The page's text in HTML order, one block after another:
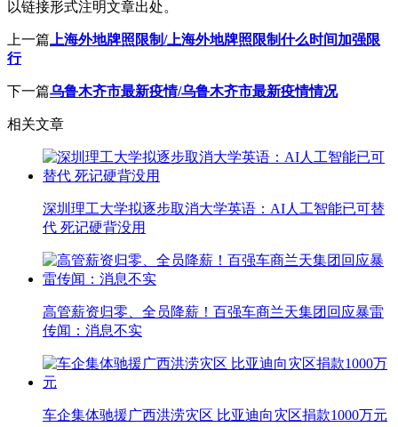
以链接形式注明文章出处。
上一篇 上海外地牌照限制/上海外地牌照限制什么时间加强限
行
下一篇乌鲁木齐市最新疫情/乌鲁木齐市最新疫情情况
相关文章
深圳理工大学拟逐步取消大学英语：AI人工智能已可替
代 死记硬背没用
高管薪资归零、全员降薪！百强车商兰天集团回应暴雷
传闻：消息不实
车企集体驰援广西洪涝灾区 比亚迪向灾区捐款1000万元